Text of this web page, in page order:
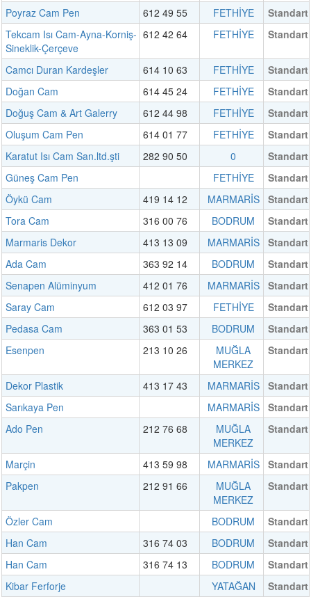
Poyraz Cam Pen
612 49 55 FETHİYE
Standart
Tekcam Isı Cam-Ayna-Korniş-
Sineklik-Çerçeve
612 42 64 FETHİYE Standart
Camcı Duran Kardeşler 614 10 63 FETHİYE
Standart
Doğan Cam
614 45 24 FETHİYE
Standart
Doğuş Cam & Art Galerry
612 44 98 FETHİYE
Standart
Oluşum Cam Pen
614 01 77 FETHİYE
Standart
Karatut Isı Cam San.ltd.şti
282 90 50 0
Standart
Güneş Cam Pen
FETHİYE
Standart
Öykü Cam
419 14 12 MARMARİS
Standart
Tora Cam
316 00 76 BODRUM
Standart
Marmaris Dekor
413 13 09 MARMARİS
Standart
Ada Cam
363 92 14 BODRUM
Standart
Senapen Alüminyum
412 01 76 MARMARİS
Standart
Saray Cam
612 03 97 FETHİYE
Standart
Pedasa Cam
363 01 53 BODRUM
Standart
Esenpen
213 10 26
MUĞLA
MERKEZ
Standart
Dekor Plastik 413 17 43 MARMARİS
Standart
Sarıkaya Pen
MARMARİS
Standart
Ado Pen
212 76 68
MUĞLA
MERKEZ
Standart
Marçin 413 59 98 MARMARİS
Standart
Pakpen
212 91 66
MUĞLA
MERKEZ
Standart
Özler Cam BODRUM
Standart
Han Cam
316 74 03 BODRUM
Standart
Han Cam
316 74 13 BODRUM
Standart
Kibar Ferforje
YATAĞAN Standart